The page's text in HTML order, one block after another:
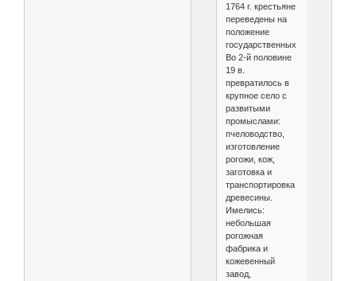
1764 г. крестьяне
переведены на
положение
государственных.
Во 2-й половине
19 в.
превратилось в
крупное село с
развитыми
промыслами:
пчеловодство,
изготовление
рогожи, кож,
заготовка и
транспортировка
древесины.
Имелись:
небольшая
рогожная
фабрика и
кожевенный
завод,